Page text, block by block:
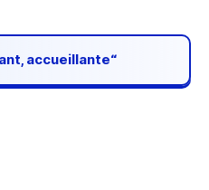
accueillante“